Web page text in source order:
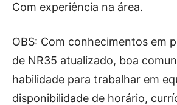
Com experiência na área.
OBS: Com conhecimentos em
de NR35 atualizado, boa
habilidade para trabalhar em
disponibilidade de horário,